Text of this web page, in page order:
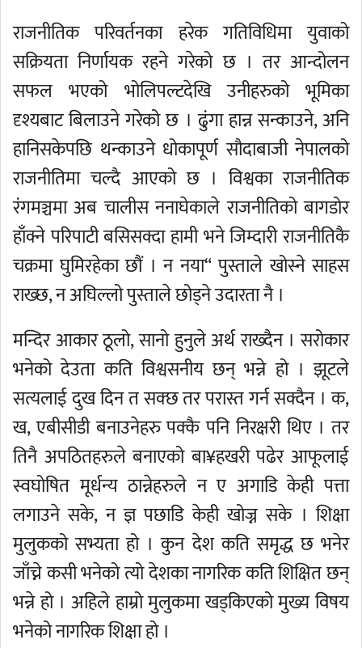
राजनीतिक परिवर्तनका हरेक गतिविधिमा युवाको
सक्रियता निर्णायक रहने गरेको छ । तर आन्दोलन
सफल भएको भोलिपल्टदेखि उनीहरुको भूमिका
दृश्यबाट बिलाउने गरेको छ । ढुंगा हान्न सन्काउने, अनि
हानिसकेपछि थन्काउने धोकापूर्ण सौदाबाजी नेपालको
राजनीतिमा चल्दै आएको छ । विश्वका राजनीतिक
रंगमञ्चमा अब चालीस ननाघेकाले राजनीतिको बागडोर
हाँक्ने परिपाटी बसिसक्दा हामी भने जिम्दारी राजनीतिकै
चक्रमा घुमिरहेका छौं । न नया“ पुस्ताले खोस्ने साहस
राख्छ, न अघिल्लो पुस्ताले छोड्ने उदारता नै ।
मन्दिर आकार ठूलो, सानो हुनुले अर्थ राख्दैन । सरोकार
भनेको देउता कति विश्वसनीय छन् भन्ने हो । झूटले
सत्यलाई दुख दिन त सक्छ तर परास्त गर्न सक्दैन । क,
ख, एबीसीडी बनाउनेहरु पक्कै पनि निरक्षरी थिए । तर
तिनै अपठितहरुले बनाएको बा¥हखरी पढेर आफूलाई
स्वघोषित मूर्धन्य ठान्नेहरुले न ए अगाडि केही पत्ता
लगाउने सके, न ज्ञ पछाडि केही खोज्न सके । शिक्षा
मुलुकको सभ्यता हो । कुन देश कति समृद्ध छ भनेर
जाँच्ने कसी भनेको त्यो देशका नागरिक कति शिक्षित छन्
भन्ने हो । अहिले हाम्रो मुलुकमा खड्किएको मुख्य विषय
भनेको नागरिक शिक्षा हो ।